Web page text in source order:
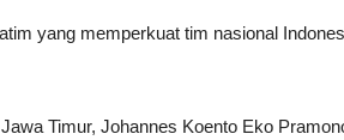
yang memperkuat tim nasional
Timur, Johannes Koento Eko